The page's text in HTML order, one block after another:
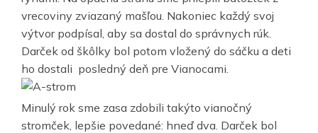
vrecoviny zviazaný mašľou. Nakoniec každý svoj
výtvor podpísal, aby sa dostal do správnych rúk.
Darček od škôlky bol potom vložený do sáčku a deti
ho dostali posledný deň pre Vianocami.
Minulý rok sme zasa zdobili takýto vianočný
stromček, lepšie povedané: hneď dva. Darček bol